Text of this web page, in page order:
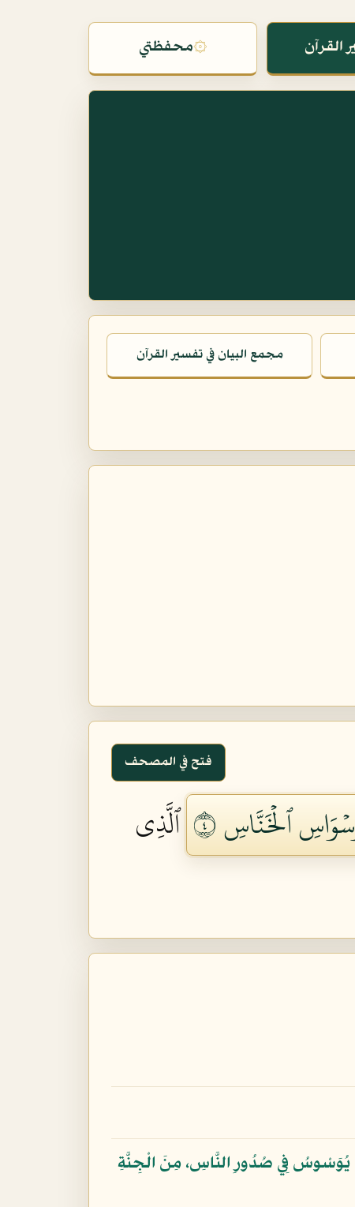
القرآن ۞محفظتي
مجمع البيان في تفسير القرآن
فتح في المصحف
ٱلۡخَنَّاسِ ٤
ٱلَّذِي
يُوَسْوِسُ فِي صُدُورِ النَّاسِ، مِنَ الْجِنَّةِ